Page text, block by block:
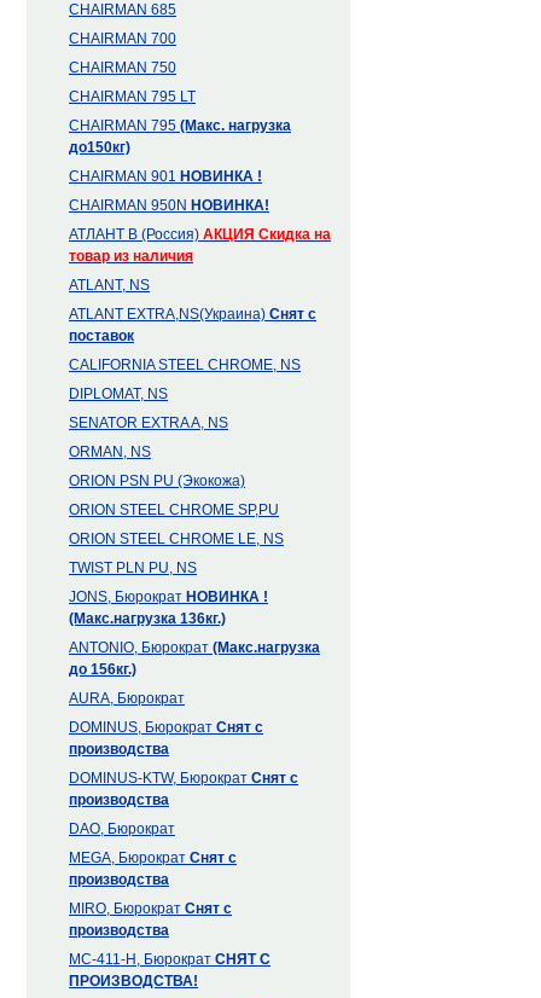
CHAIRMAN 685
CHAIRMAN 700
CHAIRMAN 750
CHAIRMAN 795 LT
CHAIRMAN 795 (Макс. нагрузка
до150кг)
CHAIRMAN 901 НОВИНКА !
CHAIRMAN 950N НОВИНКА!
АТЛАНТ В (Россия) АКЦИЯ Скидка на
товар из наличия
ATLANT, NS
ATLANT EXTRA,NS(Украина) Снят с
поставок
CALIFORNIA STEEL CHROME, NS
DIPLOMAT, NS
SENATOR EXTRA A, NS
ORMAN, NS
ORION PSN PU (Экокожа)
ORION STEEL CHROME SP,PU
ORION STEEL CHROME LE, NS
TWIST PLN PU, NS
JONS, Бюрократ НОВИНКА !
(Макс.нагрузка 136кг.)
ANTONIO, Бюрократ (Макс.нагрузка
до 156кг.)
AURA, Бюрократ
DOMINUS, Бюрократ Снят с
производства
DOMINUS-KTW, Бюрократ Снят с
производства
DAO, Бюрократ
MEGA, Бюрократ Снят с
производства
MIRO, Бюрократ Снят с
производства
MC-411-H, Бюрократ СНЯТ С
ПРОИЗВОДСТВА!